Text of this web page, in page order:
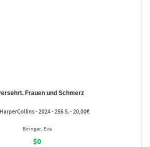
Frauen und Schmerz
- 2024 - 256 S. - 20,00€
Biringer, Eva
$0